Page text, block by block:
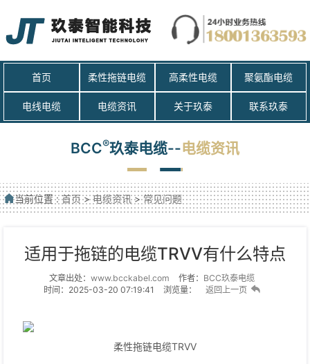
首页 柔性拖链电缆 高柔性电缆 聚氨酯电缆
电线电缆 电缆资讯 关于玖泰 联系玖泰
BCC®玖泰电缆--电缆资讯
当前位置 :首页>电缆资讯>常见问题
适用于拖链的电缆TRVV有什么特点
文章出处： www.bcckabel.com 作者： BCC玖泰电缆
时间：2025-03-20 07:19:41
浏览量： 返回上一页
柔性拖链电缆TRVV